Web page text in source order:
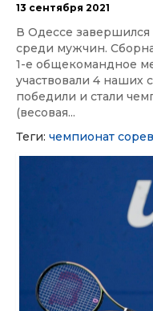
13 сентября 2021
В Одессе
среди мужчин.
1-е общекомандное
участвовали 4 наших
победили и стали
(весовая...
Теги: чемпионат